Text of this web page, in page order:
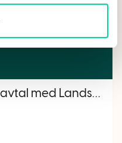
Voky har skrivit ett ramavtal med Landskrona stad